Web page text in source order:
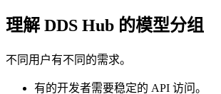
理解 DDS Hub 的模型分组
不同用户有不同的需求。
有的开发者需要稳定的 API 访问。